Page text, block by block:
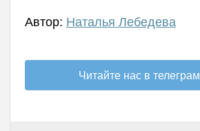
Автор: Наталья Лебедева
Читайте нас в телеграм